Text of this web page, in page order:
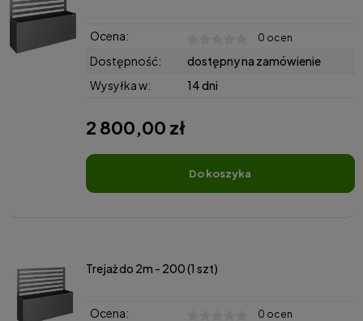
Ocena: 0 ocen
Dostępność:
dostępny na zamówienie
Wysyłka w:
14 dni
2 800,00 zł
do koszyka
Trejaż do 2m - 200 (1 szt)
Ocena: 0 ocen